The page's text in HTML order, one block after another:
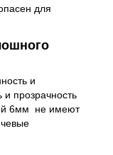
для
и
прозрачность
6мм не имеют